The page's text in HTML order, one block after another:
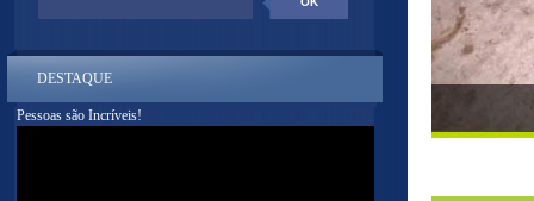
DESTAQUE
Pessoas são Incríveis!